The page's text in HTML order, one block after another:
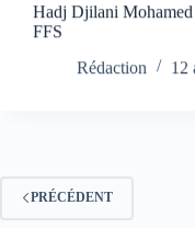
Hadj Djilani Mohamed
FFS
Rédaction
12
PRÉCÉDENT